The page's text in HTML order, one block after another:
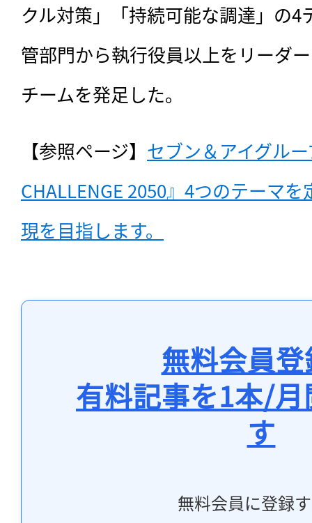
クル対策」「持続可能な調達」の
管部門から執行役員以上をリーダ
チームを発足した。
【参照ページ】 セブン＆アイグル
CHALLENGE 2050』4つのテーマ
現を目指します。
無料会員
有料記事を1本/
す
無料会員に登録